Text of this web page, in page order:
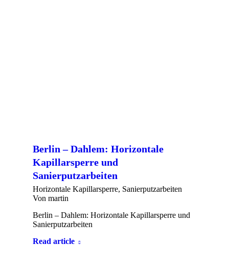
Berlin – Dahlem: Horizontale
Kapillarsperre und
Sanierputzarbeiten
Horizontale Kapillarsperre, Sanierputzarbeiten
Von martin
Berlin – Dahlem: Horizontale Kapillarsperre und
Sanierputzarbeiten
Read article